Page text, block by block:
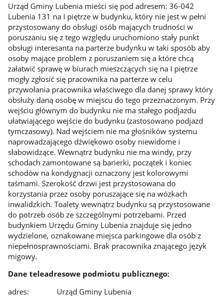
Urząd Gminy Lubenia mieści się pod adresem: 36-042
Lubenia 131 na I piętrze w budynku, który nie jest w pełni
przystosowany do obsługi osób mających trudności w
poruszaniu się z tego względu uruchomiono stały punkt
obsługi interesanta na parterze budynku w taki sposób aby
osoby mające problem z poruszaniem się a które chcą
załatwić sprawę w biurach mieszczących się na I piętrze
mogły zgłosić się pracownika na parterze w celu
przywołania pracownika właściwego dla danej sprawy który
obsłuży daną osobę w miejscu do tego przeznaczonym. Przy
wejściu głównym do budynku nie ma stałego podjazdu
ułatwiającego wejście do budynku (zastosowano podjazd
tymczasowy). Nad wejściem nie ma głośników systemu
naprowadzającego dźwiękowo osoby niewidome i
słabowidzące. Wewnątrz budynku nie ma windy, przy
schodach zamontowane są barierki, początek i koniec
schodów na kondygnacji oznaczony jest kolorowymi
taśmami. Szerokość drzwi jest przystosowana do
korzystania przez osoby poruszające się na wózkach
inwalidzkich. Toalety wewnątrz budynku są przystosowane
do potrzeb osób ze szczególnymi potrzebami. Przed
budynkiem Urzędu Gminy Lubenia znajduje się jedno
wydzielone, oznakowane miejsca parkingowe dla osób z
niepełnosprawnościami. Brak pracownika znającego język
migowy.
Dane teleadresowe podmiotu publicznego:
adres: Urząd Gminy Lubenia